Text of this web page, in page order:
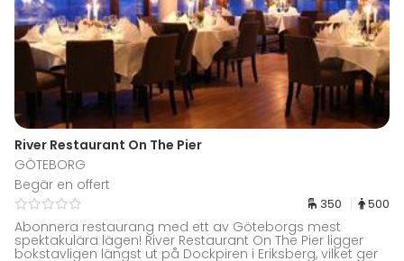
River Restaurant On The Pier
GÖTEBORG
Begär en offert
350 500
Abonnera restaurang med ett av Göteborgs mest
spektakulära lägen! River Restaurant On The Pier ligger
bokstavligen längst ut på Dockpiren i Eriksberg, vilket ger